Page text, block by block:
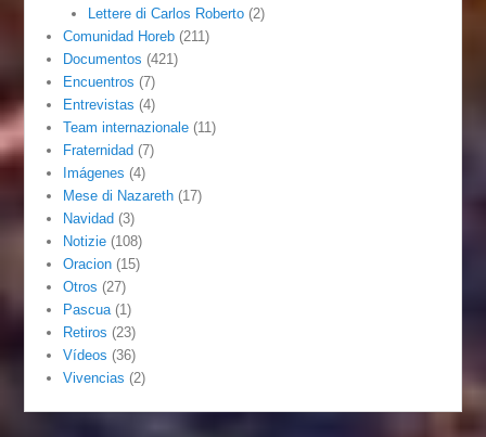
Lettere di Carlos Roberto(2)
Comunidad Horeb (211)
Documentos (421)
Encuentros (7)
Entrevistas (4)
Team internazionale (11)
Fraternidad (7)
Imágenes (4)
Mese di Nazareth (17)
Navidad (3)
Notizie (108)
Oracion (15)
Otros (27)
Pascua (1)
Retiros (23)
Vídeos (36)
Vivencias (2)